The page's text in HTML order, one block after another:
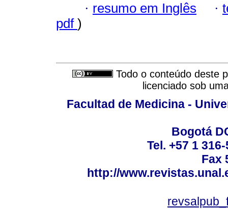
· resumo em Inglês ·
pdf )
Todo o conteúdo deste
licenciado sob
Facultad de Medicina -
Bogotá
Tel. +57 1
Fax
http://